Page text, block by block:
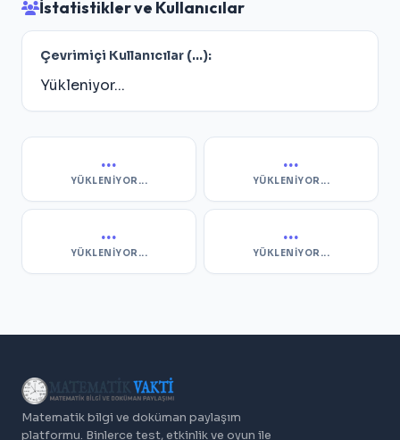
İstatistikler ve Kullanıcılar
Çevrimiçi Kullanıcılar (...):
Yükleniyor...
...
YÜKLENIYOR...
...
YÜKLENIYOR...
...
YÜKLENIYOR...
...
YÜKLENIYOR...
Matematik bilgi ve doküman paylaşım
platformu. Binlerce test, etkinlik ve oyun ile